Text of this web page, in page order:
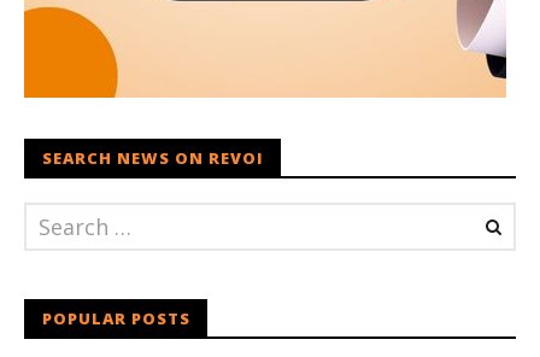
SEARCH NEWS ON REVOI
POPULAR POSTS